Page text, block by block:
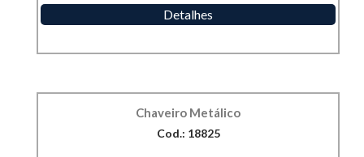
Detalhes
Chaveiro Metálico
Cod.: 18825